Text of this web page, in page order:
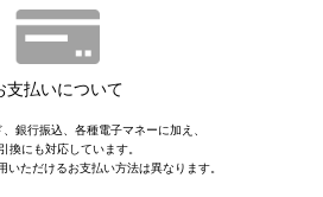
支払いについて
銀行振込、各種電子マネーに加え、
換にも対応しています。
ただけるお支払い方法は異なります。